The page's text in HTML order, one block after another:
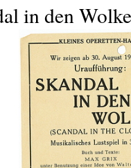
in den